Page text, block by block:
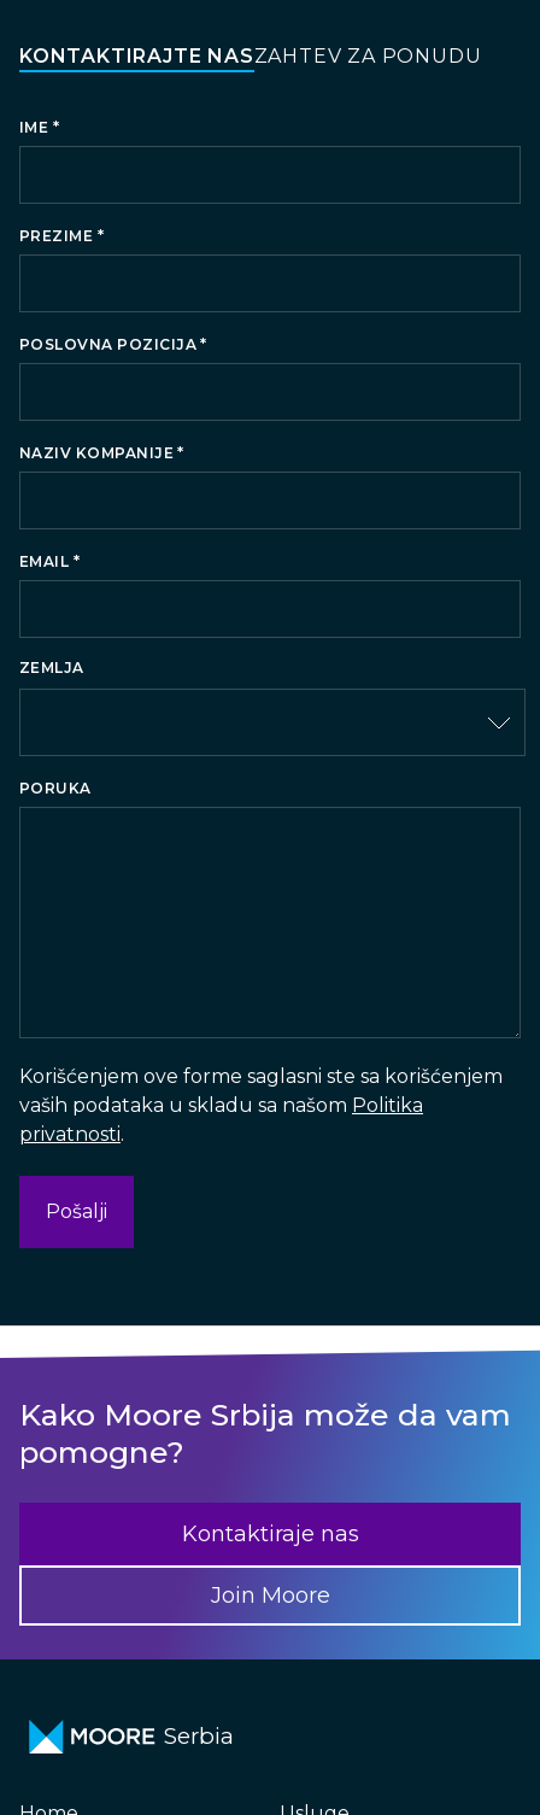
KONTAKTIRAJTE NASZAHTEV ZA PONUDU
IME *
PREZIME *
POSLOVNA POZICIJA *
NAZIV KOMPANIJE *
EMAIL *
ZEMLJA
PORUKA
Korišćenjem ove forme saglasni ste sa korišćenjem
vaših podataka u skladu sa našom Politika
privatnosti.
Kako Moore Srbija može da vam
pomogne?
Kontaktiraje nas
Join Moore
Serbia